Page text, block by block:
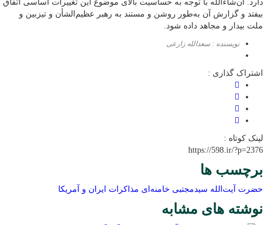
دارد. ان‌شاءالله با توجه به حساسیت بالای موضوع این تغییرات اساسی اتفاق
بیفتد و گزارش آن به‌طور روشن و مستند به رهبر عظیم‌الشأن و تیزبین و
ملت بیدار و مجاهد داده شود.
نویسنده : سعدالله زارعی
اشتراک گذاری :
لینک کوتاه :
https://598.ir/?p=2376
برچسب ها
حضرت آیت‌الله سیدمجتبی خامنه‌ای مذاکرات ایران و آمریکا
نوشته های مشابه